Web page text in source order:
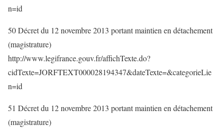
n=id
50 Décret du 12 novembre 2013 portant maintien en détachement
(magistrature)
http://www.legifrance.gouv.fr/affichTexte.do?
cidTexte=JORFTEXT000028194347&dateTexte=&categorieLie
n=id
51 Décret du 12 novembre 2013 portant maintien en détachement
(magistrature)